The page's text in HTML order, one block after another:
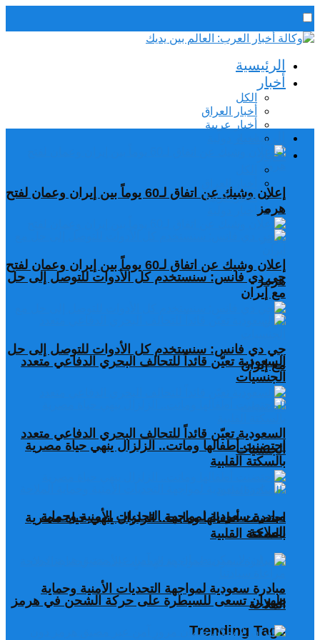
رئيس التحرير / د. اسماعيل الجنابي
الجمعة,7 أغسطس, 2026الرئيسية
أخبار
الكل
أخبار العراق
أخبار عربية
إعلان وشيك عن اتفاق لـ60 يوماً بين إيران وعمان لفتح
هرمز
جي دي فانس: سنستخدم كل الأدوات للتوصل إلى حل
مع إيران
السعودية تعيّن قائداً للتحالف البحري الدفاعي متعدد
الجنسيات
احتضنت أطفالها وماتت.. الزلزال ينهي حياة مصرية
بالسكتة القلبية
مبادرة سعودية لمواجهة التحديات الأمنية وحماية
الملاحة
طهران تسعى للسيطرة على حركة الشحن في هرمز
Trending Tags
الرئيسية
أخبار
أخبار عربية
إعلان وشيك عن اتفاق لـ60 يوماً بين إيران وعمان لفتح
هرمز
جي دي فانس: سنستخدم كل الأدوات للتوصل إلى حل
مع إيران
السعودية تعيّن قائداً للتحالف البحري الدفاعي متعدد
الجنسيات
احتضنت أطفالها وماتت.. الزلزال ينهي حياة مصرية
بالسكتة القلبية
مبادرة سعودية لمواجهة التحديات الأمنية وحماية
الملاحة